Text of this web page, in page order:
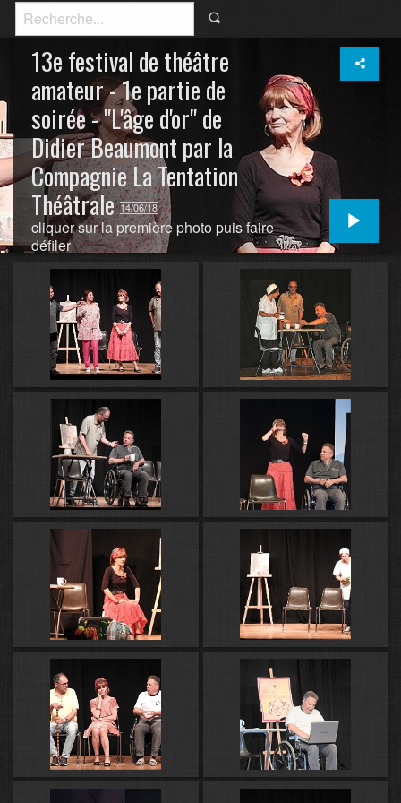
13e festival de théâtre
amateur - 1e partie de
soirée - "L'âge d'or" de
Didier Beaumont par la
Compagnie La Tentation
Théâtrale14/06/18
cliquer sur la première photo puis faire
défiler